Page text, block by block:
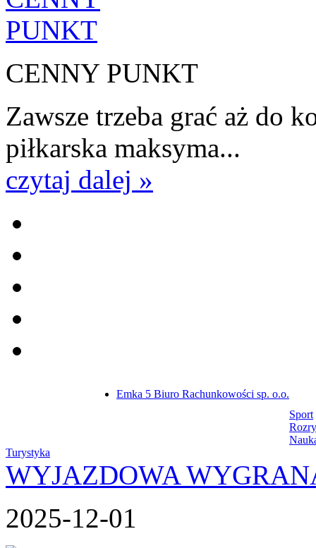
CENNY PUNKT
Zawsze trzeba grać aż do
piłkarska maksyma...
czytaj dalej »
Emka 5 Biuro Rachunkowości sp. o.o.
Sport
Turystyka
WYJAZDOWA
2025-12-01